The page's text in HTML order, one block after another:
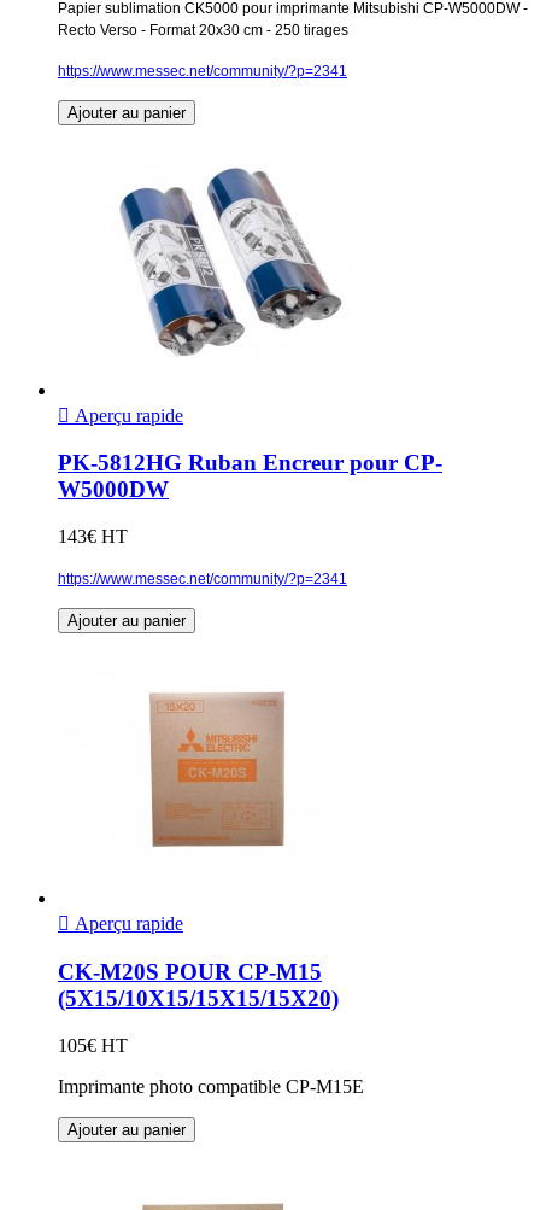
Papier sublimation CK5000 pour imprimante Mitsubishi CP-W5000DW -
Recto Verso - Format 20x30 cm - 250 tirages
https://www.messec.net/community/?p=2341
Ajouter au panier
 Aperçu rapide
PK-5812HG Ruban Encreur pour CP-
W5000DW
143€ HT
https://www.messec.net/community/?p=2341
Ajouter au panier
 Aperçu rapide
CK-M20S POUR CP-M15
(5X15/10X15/15X15/15X20)
105€ HT
Imprimante photo compatible CP-M15E
Ajouter au panier